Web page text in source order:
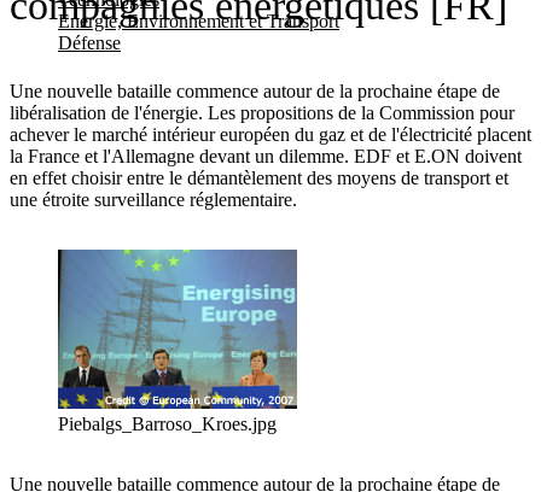
Energie, Environnement et Transport
Défense
Une nouvelle bataille commence autour de la prochaine étape de
libéralisation de l'énergie. Les propositions de la Commission pour
achever le marché intérieur européen du gaz et de l'électricité placent
la France et l'Allemagne devant un dilemme. EDF et E.ON doivent
en effet choisir entre le démantèlement des moyens de transport et
une étroite surveillance réglementaire.
Piebalgs_Barroso_Kroes.jpg
Une nouvelle bataille commence autour de la prochaine étape de